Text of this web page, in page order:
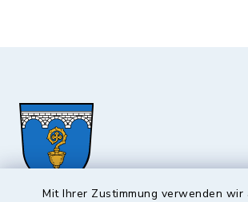
Mit Ihrer Zustimmung verwenden